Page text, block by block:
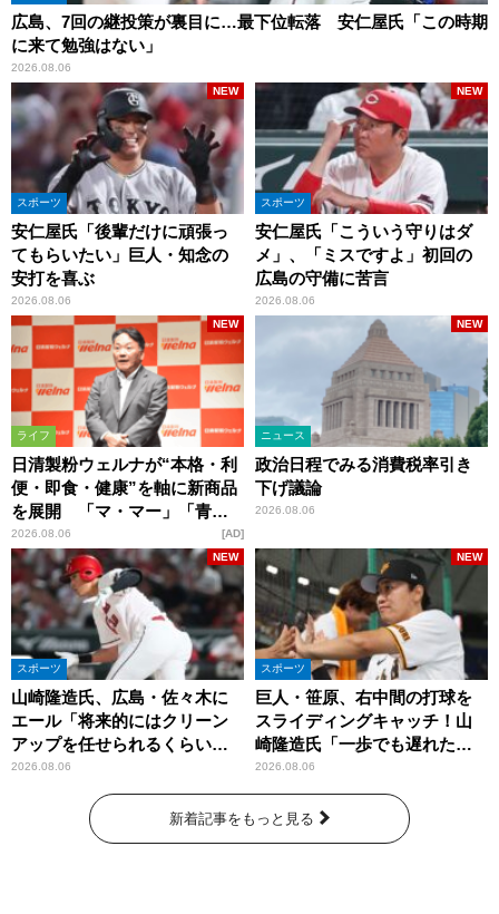
広島、7回の継投策が裏目に…最下位転落 安仁屋氏「この時期
に来て勉強はない」
2026.08.06
スポーツ
安仁屋氏「後輩だけに頑張っ
てもらいたい」巨人・知念の
安打を喜ぶ
2026.08.06
NEW
スポーツ
安仁屋氏「こういう守りはダ
メ」、「ミスですよ」初回の
広島の守備に苦言
2026.08.06
NEW
ライフ
日清製粉ウェルナが“本格・利
便・即食・健康”を軸に新商品
を展開 「マ・マー」「青の
洞窟」ブランドを強化
2026.08.06
NEW
AD
ニュース
政治日程でみる消費税率引き
下げ議論
2026.08.06
NEW
スポーツ
山崎隆造氏、広島・佐々木に
エール「将来的にはクリーン
アップを任せられるくらいま
では成長して」
2026.08.06
NEW
スポーツ
巨人・笹原、右中間の打球を
スライディングキャッチ！山
崎隆造氏「一歩でも遅れた
ら…」
2026.08.06
NEW
新着記事をもっと見る